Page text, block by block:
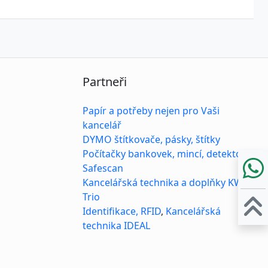
Partneři
Papír a potřeby nejen pro Vaši
kancelář
DYMO štítkovače, pásky, štítky
Počítačky bankovek, mincí, detektory
Safescan
Kancelářská technika a doplňky KW-
Trio
Identifikace, RFID, Kancelářská
technika IDEAL